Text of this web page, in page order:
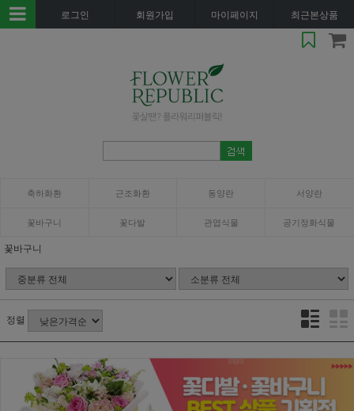
로그인 회원가입 마이페이지 최근본상품
축하화환 근조화환 동양란 서양란
꽃바구니 꽃다발 관엽식물 공기정화식물
꽃바구니
정렬